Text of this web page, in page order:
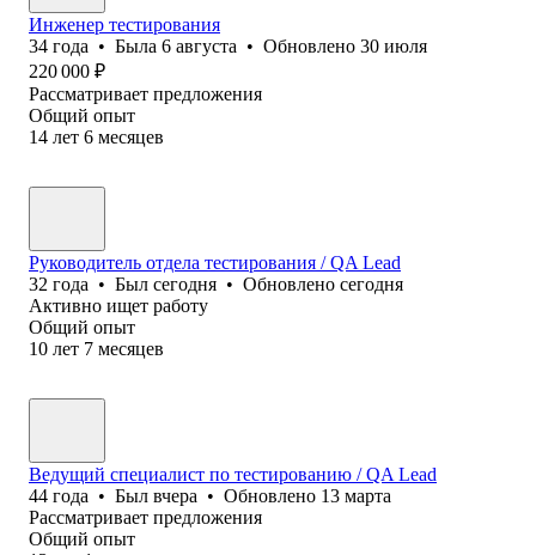
Инженер тестирования
34 года • Была 6 августа • Обновлено 30 июля
220 000 ₽
Рассматривает предложения
Общий опыт
14 лет 6 месяцев
Руководитель отдела тестирования / QA Lead
32 года • Был сегодня • Обновлено сегодня
Активно ищет работу
Общий опыт
10 лет 7 месяцев
Ведущий специалист по тестированию / QA Lead
44 года • Был вчера • Обновлено 13 марта
Рассматривает предложения
Общий опыт